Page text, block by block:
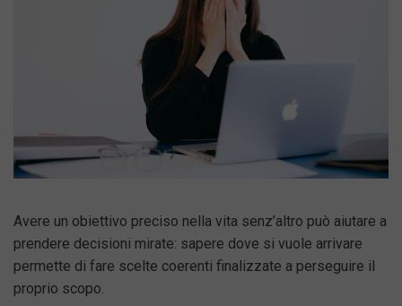
Avere un obiettivo preciso nella vita senz’altro può aiutare a
prendere decisioni mirate: sapere dove si vuole arrivare
permette di fare scelte coerenti finalizzate a perseguire il
proprio scopo.